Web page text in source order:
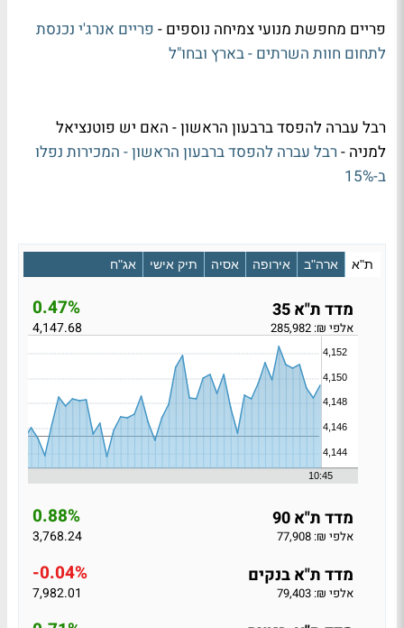
פריים מחפשת מנועי צמיחה נוספים - פריים אנרג'י נכנסת
לתחום חוות השרתים - בארץ ובחו"ל
רבל עברה להפסד ברבעון הראשון - האם יש פוטנציאל
למניה - רבל עברה להפסד ברבעון הראשון - המכירות נפלו
ב-15%
ת"א ארה"ב אירופה אסיה תיק אישי אג"ח
מדד ת"א 35 0.47%
אלפי ₪: 285,982 4,147.68
מדד ת"א 90 0.88%
אלפי ₪: 77,908 3,768.24
מדד ת"א בנקים -0.04%
אלפי ₪: 79,403 7,982.01